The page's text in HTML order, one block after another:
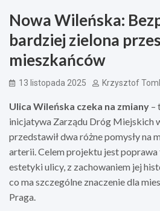
Nowa Wileńska:
bardziej zielona
mieszkańców
13 listopada 2025 Krzysztof
Ulica Wileńska czeka na zmiany –
inicjatywa Zarządu Dróg Miejskich
przedstawił dwa różne pomysły na
arterii. Celem projektu jest
estetyki ulicy, z zachowaniem jej
co ma szczególne znaczenie dla
Praga.